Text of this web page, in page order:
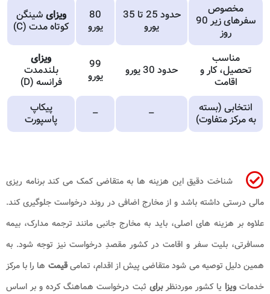
مخصوص
سفرهای زیر 90
روز
حدود 25 تا 35
یورو
80
یورو
ویزای شینگن
کوتاه مدت (C)
مناسب
تحصیل، کار و
اقامت
حدود 30 یورو
99
یورو
ویزای
بلندمدت
فرانسه (D)
انتخابی (بسته
به مرکز متفاوت)
–
–
پیکاپ
پاسپورت
شناخت دقیق این هزینه ها به متقاضی کمک می کند برنامه ریزی
مالی درستی داشته باشد و از مخارج اضافی در روند درخواست جلوگیری کند.
علاوه بر هزینه های اصلی، باید به مخارج جانبی مانند ترجمه مدارک، بیمه
مسافرتی، بلیت سفر و اقامت در کشور مقصدِ درخواست نیز توجه شود. به
همین دلیل توصیه می شود متقاضی پیش از اقدام، تمامیقیمت ها را با مرکز
خدماتویزا یا کشور موردنظربرای ثبت درخواست هماهنگ کرده و بر اساس